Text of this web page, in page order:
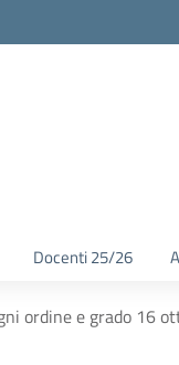
Docenti 25/26
ordine e grado 16